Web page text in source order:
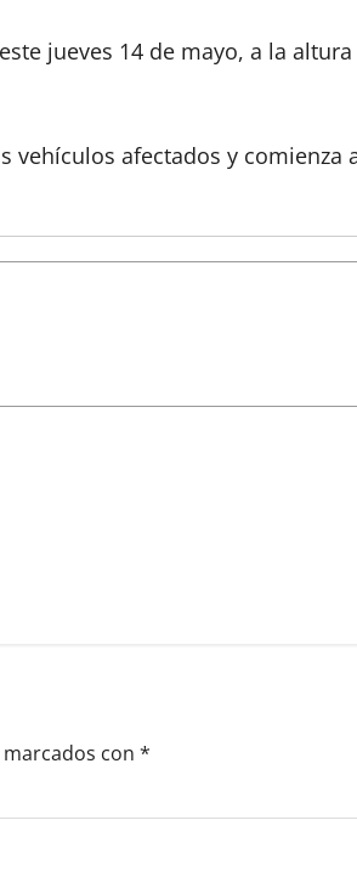
jueves 14 de mayo, a la
vehículos afectados y comienza
con *